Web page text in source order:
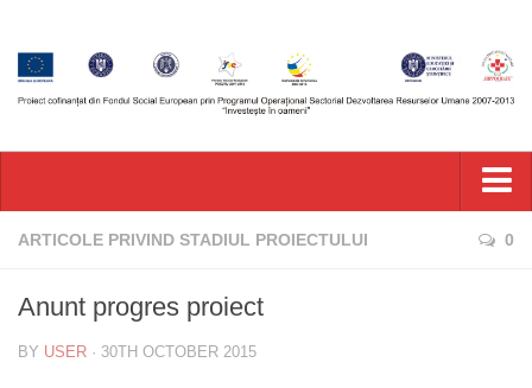
Acasa
Comunicate de Presa
Comunicate de Presa
ARTICOLE PRIVIND STADIUL PROIECTULUI 0
Anunt progres proiect
BY USER · 30TH OCTOBER 2015